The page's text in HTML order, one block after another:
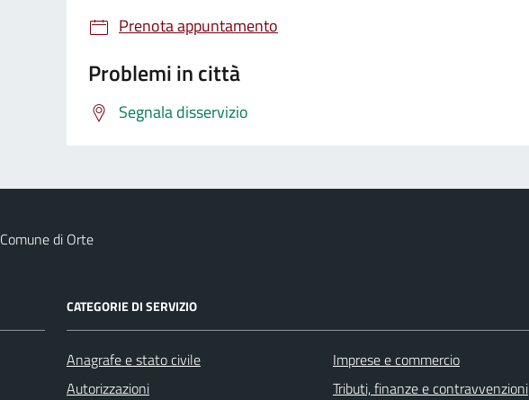
Prenota appuntamento
Problemi in città
Segnala disservizio
Comune di Orte
CATEGORIE DI SERVIZIO
Anagrafe e stato civile
Autorizzazioni
Imprese e commercio
Tributi, finanze e contravvenzioni